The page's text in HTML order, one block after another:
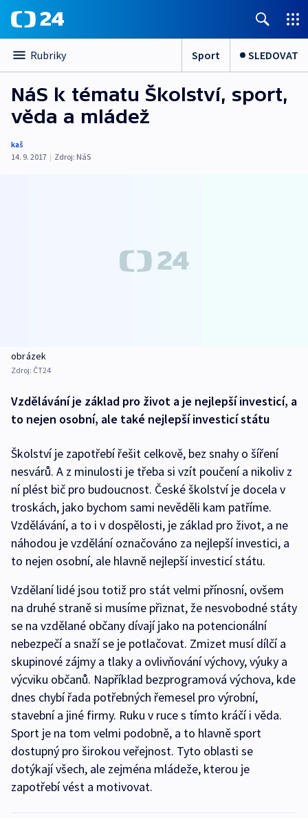
Rubriky Sport SLEDOVAT
NáS k tématu Školství, sport,
věda a mládež
kaš
14. 9. 2017 | Zdroj: NáS
obrázek
Zdroj: ČT24
Vzdělávání je základ pro život a je nejlepší investicí, a
to nejen osobní, ale také nejlepší investicí státu
Školství je zapotřebí řešit celkově, bez snahy o šíření
nesvárů. A z minulosti je třeba si vzít poučení a nikoliv z
ní plést bič pro budoucnost. České školství je docela v
troskách, jako bychom sami nevěděli kam patříme.
Vzdělávání, a to i v dospělosti, je základ pro život, a ne
náhodou je vzdělání označováno za nejlepší investici, a
to nejen osobní, ale hlavně nejlepší investicí státu.
Vzdělaní lidé jsou totiž pro stát velmi přínosní, ovšem
na druhé straně si musíme přiznat, že nesvobodné státy
se na vzdělané občany dívají jako na potencionální
nebezpečí a snaží se je potlačovat. Zmizet musí dílčí a
skupinové zájmy a tlaky a ovlivňování výchovy, výuky a
výcviku občanů. Například bezprogramová výchova, kde
dnes chybí řada potřebných řemesel pro výrobní,
stavební a jiné firmy. Ruku v ruce s tímto kráčí i věda.
Sport je na tom velmi podobně, a to hlavně sport
dostupný pro širokou veřejnost. Tyto oblasti se
dotýkají všech, ale zejména mládeže, kterou je
zapotřebí vést a motivovat.